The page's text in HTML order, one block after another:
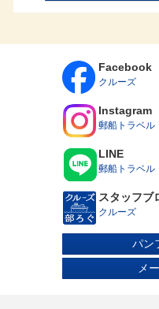
旅行契約を締結して
乗船条件について
6ヵ月未満の乳児はご
15歳未満の方は、保
す。乳幼児（6歳まで
時に運航会社指定の
15歳以上18歳未満の
お申し込み時に保護
医療器具をお持ち込
出ください。診断書
ります。
い。運航会社指定の
す。
車いすなどの器具を
のある方、身体障が
犬）をお連れの方は
た、車いすをご利用
下船におけるお客様
限を設けております
Facebook
クルーズ
Instagram
郵船トラベル
LINE
郵船トラベル
スタッフブ
クルーズ
パン
メ